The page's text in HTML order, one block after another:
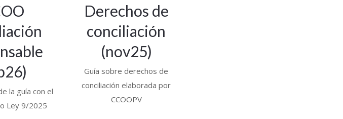
la guía con el
Ley 9/2025
Derechos de
conciliación
(nov25)
Guía sobre derechos de
conciliación elaborada por
CCOOPV